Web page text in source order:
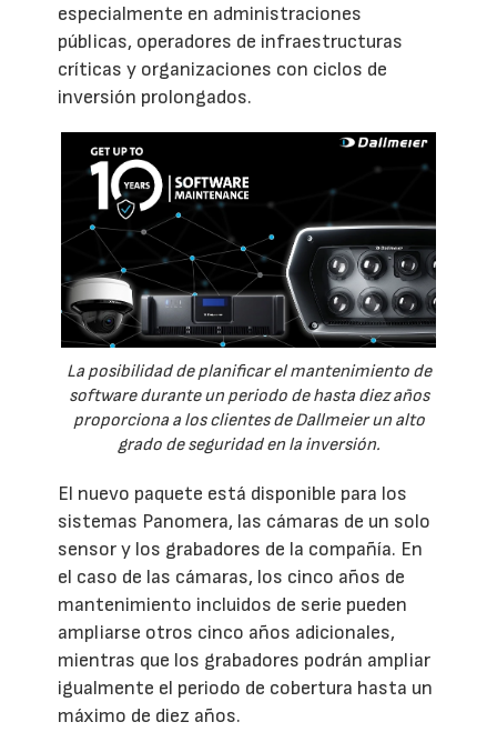
especialmente en administraciones
públicas, operadores de infraestructuras
críticas y organizaciones con ciclos de
inversión prolongados.
La posibilidad de planificar el mantenimiento de
software durante un periodo de hasta diez años
proporciona a los clientes de Dallmeier un alto
grado de seguridad en la inversión.
El nuevo paquete está disponible para los
sistemas Panomera, las cámaras de un solo
sensor y los grabadores de la compañía. En
el caso de las cámaras, los cinco años de
mantenimiento incluidos de serie pueden
ampliarse otros cinco años adicionales,
mientras que los grabadores podrán ampliar
igualmente el periodo de cobertura hasta un
máximo de diez años.